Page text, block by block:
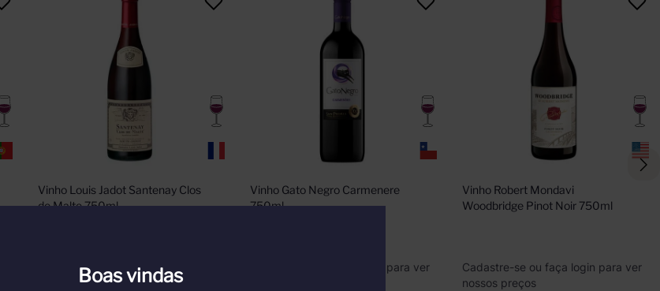
Vinho Louis Jadot Santenay Clos
de Malte 750ml
Cadastre-se ou faça login para ver
nossos preços
Vinho Gato Negro Carmenere
750ml
Cadastre-se ou faça login para ver
Vinho Robert Mondavi
Woodbridge Pinot Noir 750ml
Cadastre-se ou faça login para ver
nossos preços
Boas vindas